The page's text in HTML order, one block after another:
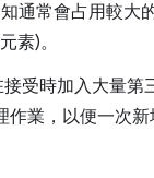
通常會占用較大
素)。
受時加入大量第
作業，以便一次